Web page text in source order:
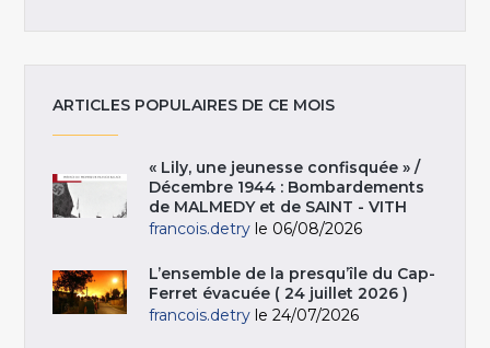
ARTICLES POPULAIRES DE CE MOIS
« Lily, une jeunesse confisquée » /
Décembre 1944 : Bombardements
de MALMEDY et de SAINT - VITH
francois.detry le 06/08/2026
L’ensemble de la presqu’île du Cap-
Ferret évacuée ( 24 juillet 2026 )
francois.detry le 24/07/2026